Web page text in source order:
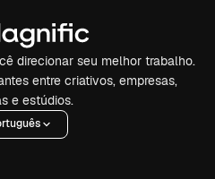
direcionar seu melhor trabalho.
entre criativos, empresas,
e estúdios.